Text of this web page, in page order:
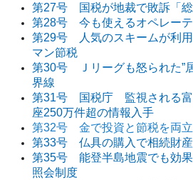
第27号 国税が地裁で敗訴「
第28号 今も使えるオペレー
第29号 人気のスキームが利
マン節税
第30号 Ｊリーグも怒られた”
界線
第31号 国税庁 監視される
座250万件超の情報入手
第32号 金で投資と節税を両立
第33号 仏具の購入で相続財
第35号 能登半島地震でも効
照会制度